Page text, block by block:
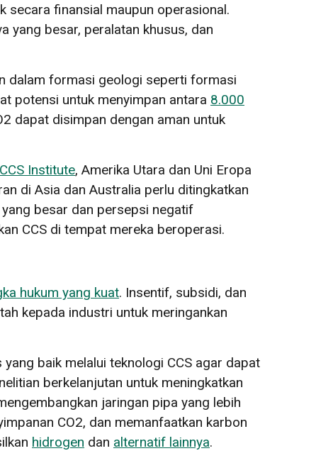
secara finansial maupun operasional.
yang besar, peralatan khusus, dan
dalam formasi geologi seperti formasi
potensi untuk menyimpan antara 8.000
dapat disimpan dengan aman untuk
Institute, Amerika Utara dan Uni Eropa
di Asia dan Australia perlu ditingkatkan
besar dan persepsi negatif
CCS di tempat mereka beroperasi.
hukum yang kuat. Insentif, subsidi, dan
kepada industri untuk meringankan
baik melalui teknologi CCS agar dapat
berkelanjutan untuk meningkatkan
jaringan pipa yang lebih
CO2, dan memanfaatkan karbon
hidrogen dan alternatif lainnya.